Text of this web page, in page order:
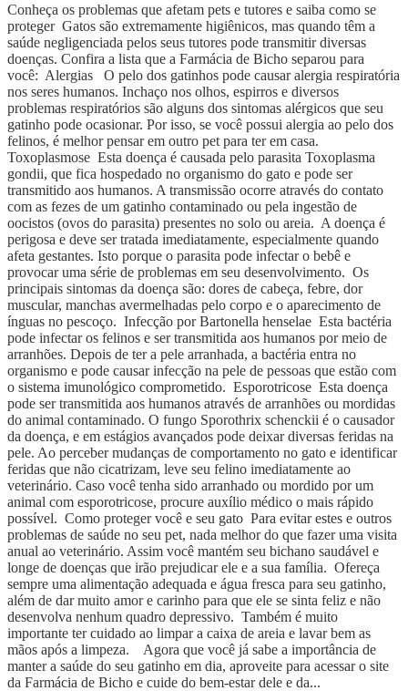
Conheça os problemas que afetam pets e tutores e saiba como se
proteger Gatos são extremamente higiênicos, mas quando têm a
saúde negligenciada pelos seus tutores pode transmitir diversas
doenças. Confira a lista que a Farmácia de Bicho separou para
você: Alergias O pelo dos gatinhos pode causar alergia respiratória
nos seres humanos. Inchaço nos olhos, espirros e diversos
problemas respiratórios são alguns dos sintomas alérgicos que seu
gatinho pode ocasionar. Por isso, se você possui alergia ao pelo dos
felinos, é melhor pensar em outro pet para ter em casa.
Toxoplasmose Esta doença é causada pelo parasita Toxoplasma
gondii, que fica hospedado no organismo do gato e pode ser
transmitido aos humanos. A transmissão ocorre através do contato
com as fezes de um gatinho contaminado ou pela ingestão de
oocistos (ovos do parasita) presentes no solo ou areia. A doença é
perigosa e deve ser tratada imediatamente, especialmente quando
afeta gestantes. Isto porque o parasita pode infectar o bebê e
provocar uma série de problemas em seu desenvolvimento. Os
principais sintomas da doença são: dores de cabeça, febre, dor
muscular, manchas avermelhadas pelo corpo e o aparecimento de
ínguas no pescoço. Infecção por Bartonella henselae Esta bactéria
pode infectar os felinos e ser transmitida aos humanos por meio de
arranhões. Depois de ter a pele arranhada, a bactéria entra no
organismo e pode causar infecção na pele de pessoas que estão com
o sistema imunológico comprometido. Esporotricose Esta doença
pode ser transmitida aos humanos através de arranhões ou mordidas
do animal contaminado. O fungo Sporothrix schenckii é o causador
da doença, e em estágios avançados pode deixar diversas feridas na
pele. Ao perceber mudanças de comportamento no gato e identificar
feridas que não cicatrizam, leve seu felino imediatamente ao
veterinário. Caso você tenha sido arranhado ou mordido por um
animal com esporotricose, procure auxílio médico o mais rápido
possível. Como proteger você e seu gato Para evitar estes e outros
problemas de saúde no seu pet, nada melhor do que fazer uma visita
anual ao veterinário. Assim você mantém seu bichano saudável e
longe de doenças que irão prejudicar ele e a sua família. Ofereça
sempre uma alimentação adequada e água fresca para seu gatinho,
além de dar muito amor e carinho para que ele se sinta feliz e não
desenvolva nenhum quadro depressivo. Também é muito
importante ter cuidado ao limpar a caixa de areia e lavar bem as
mãos após a limpeza. Agora que você já sabe a importância de
manter a saúde do seu gatinho em dia, aproveite para acessar o site
da Farmácia de Bicho e cuide do bem-estar dele e da...